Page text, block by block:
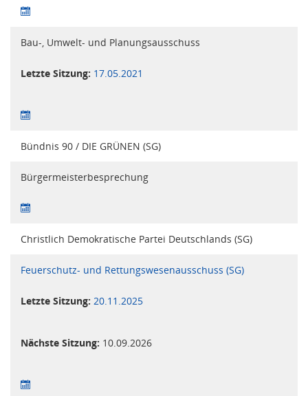
Bau-, Umwelt- und Planungsausschuss
Letzte Sitzung: 17.05.2021
Bündnis 90 / DIE GRÜNEN (SG)
Bürgermeisterbesprechung
Christlich Demokratische Partei Deutschlands (SG)
Feuerschutz- und Rettungswesenausschuss (SG)
Letzte Sitzung: 20.11.2025
Nächste Sitzung: 10.09.2026